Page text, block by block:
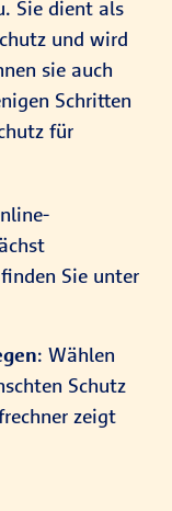
Sie dient als
und wird
sie auch
Schritten
für
Sie unter
: Wählen
Schutz
zeigt